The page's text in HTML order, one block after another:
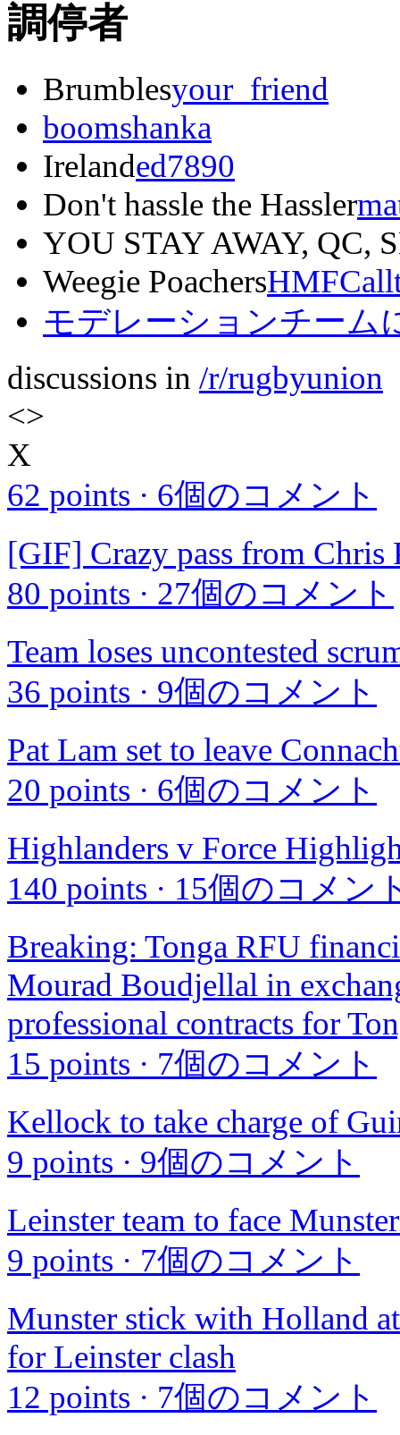
調停者
Brumblesyour_friend
boomshanka
Irelanded7890
Don't hassle the Hassler
YOU STAY AWAY, QC,
Weegie Poachers
モデレーションチーム
discussions in /r/rugbyunion
<>
X
62 points · 6個のコメント
[GIF] Crazy pass from Chris
80 points · 27個のコメント
Team loses uncontested
36 points · 9個のコメント
Pat Lam set to leave
20 points · 6個のコメント
Highlanders v Force
140 points · 15個のコメン
Breaking: Tonga RFU
Mourad Boudjellal in
professional contracts for
15 points · 7個のコメント
Kellock to take charge of
9 points · 9個のコメント
Leinster team to face
9 points · 7個のコメント
Munster stick with Holland
for Leinster clash
12 points · 7個のコメント